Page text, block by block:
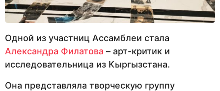
Одной из участниц Ассамблеи стала
Александра Филатова – арт-критик и
исследовательница из Кыргызстана.
Она представляла творческую группу